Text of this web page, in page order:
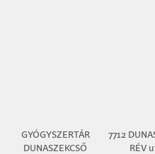
GYÓGYSZERTÁR
DUNASZEKCSŐ
7712
RÉV